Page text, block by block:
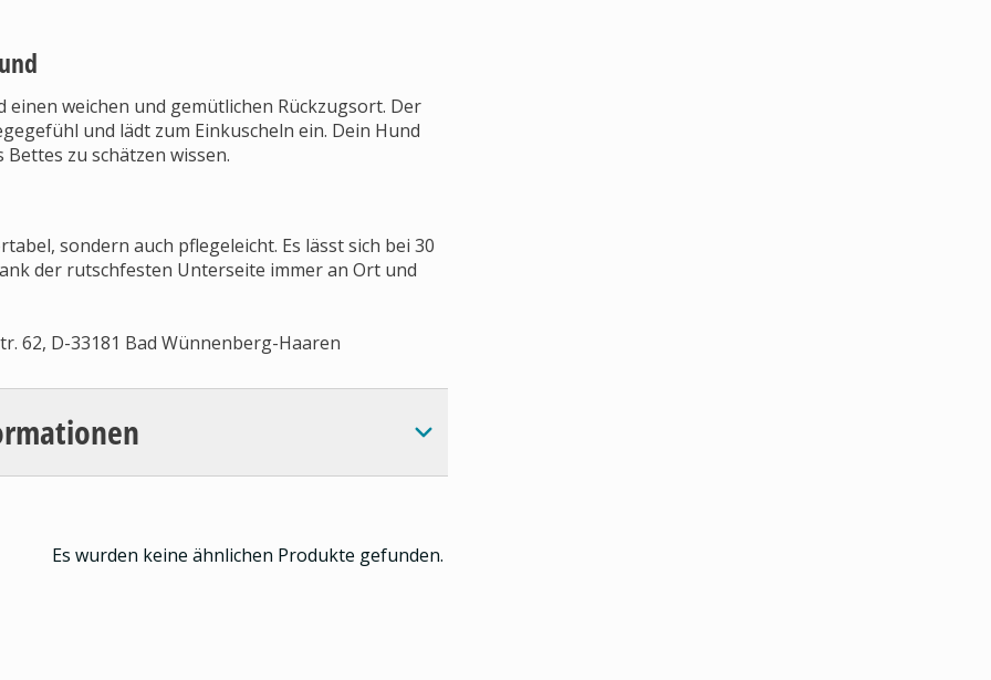
weichen und gemütlichen Rückzugsort. Der
und lädt zum Einkuscheln ein. Dein Hund
zu schätzen wissen.
sondern auch pflegeleicht. Es lässt sich bei 30
der rutschfesten Unterseite immer an Ort und
62, D-33181 Bad Wünnenberg-Haaren
Es wurden keine ähnlichen Produkte gefunden.